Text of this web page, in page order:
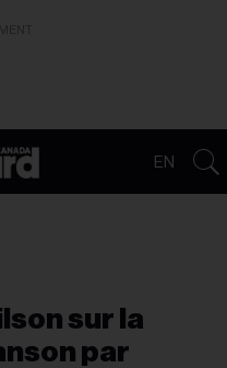
EN
sur la
par